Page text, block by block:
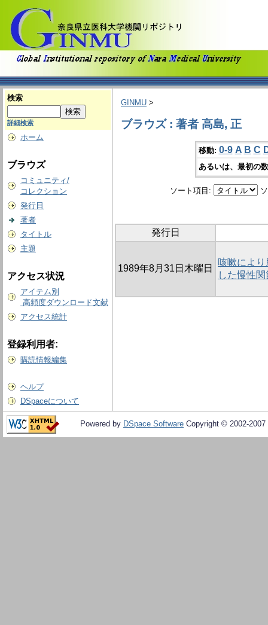
検索
詳細検索
ホーム
ブラウズ
コミュニティ/
コレクション
発行日
著者
タイトル
主題
アクセス状況
アイテム別
高頻度ダウンロード文献
アクセス統計
登録利用者:
購読情報編集
ヘルプ
DSpaceについて
GINMU >
ブラウズ : 著者 高島, 正
移動: 0-9 A B C
あるいは、最初の
ソート項目:
発行日
1989年8月31日木曜日
咳嗽によ
した慢性
Powered by DSpace Software Copyright © 2002-2007